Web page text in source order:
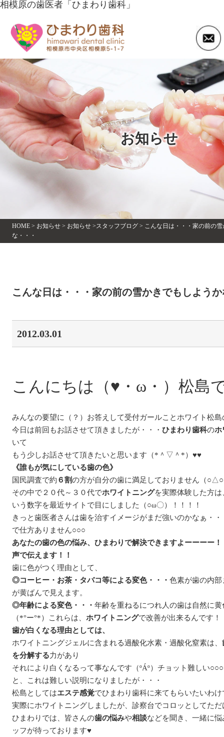
相模原の歯医者「ひまわり歯科」
お知らせ
HOME> お知らせ> お知らせ> スタッフブログ> こんな日は・・・家の前の
な・・・
こんな日は・・・家の前の雪かきでもしよう
2012.03.01
こんにちは（♥・ω・）松島
みんなの要望に（？）お答えして受付ガールことホワイト松
今日は前回もお話させて頂きましたが・・・ ひまわり歯科のホ
いて
もう少しお話させて頂きたいと思います（*＾▽＾*）♥♥
《誰もが気にしている歯の色》
国民調査で約 ６割の方が自分の歯に満足しておりません（
その中で２０代～３０代でホワイトニングを実際体験した方は
いう数字を最近サイトで目にしました（○ω〇）！！！！
きっと歯医者さんは歯を治すイメージがまだ強いのかなぁ・
で仕方ありません○○○
あなたの歯の色の悩み、ひまわりで解決できますよーーーー
声で伝えます！！
歯に色がつく理由として、
◎コーヒー・お茶・タバコ等による変色・・・ 色素が歯の内
が黄ばんで見えます。
◎年齢による変色・・・ 年齢を重ねるにつれ人の歯は自然に
（*°ー°*）これらは、 ホワイトニングで改善が出来るんです！
歯が白くなる理由としては、
ホワイトニングジェルに含まれる過酸化水素・過酸化窒素は、
を分解する力があり
それにより白くなるって事なんです（ºÁº）チョット難しい○○○
と、これは難しい説明になりましたが・・・
松島としてはエステ感覚でひまわり歯科に来てもらいたいわ
実際にホワイトニングしましたが、診察台でコロッとしてた
ひまわりでは、皆さんの歯の悩みや相談などを聞き、一緒に
ッフが待っております♥